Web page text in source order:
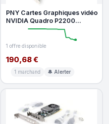
PNY Cartes Graphiques vidéo
NVIDIA Quadro P2200
(VCQP2200-SB)
1 offre disponible
190,68 €
1 marchand 🔔 Alerter